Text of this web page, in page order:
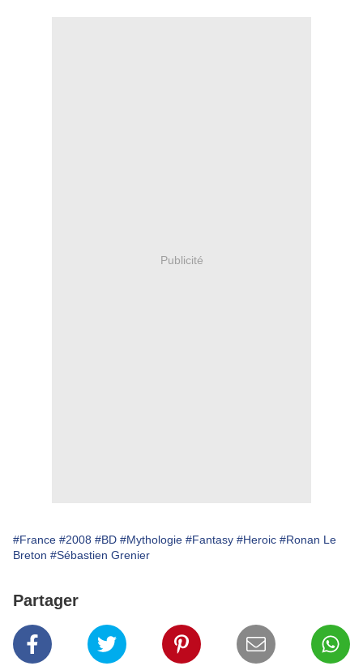
Publicité
#France #2008 #BD #Mythologie #Fantasy #Heroic #Ronan Le
Breton #Sébastien Grenier
Partager